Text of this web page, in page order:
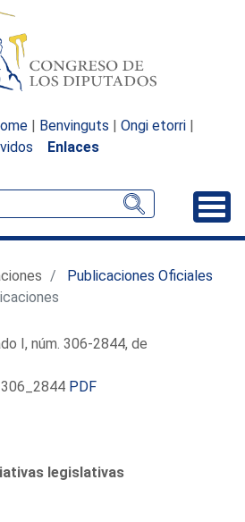
| Benvinguts | Ongi etorri |
Enlaces
Publicaciones Oficiales
I, núm. 306-2844, de
PDF
legislativas